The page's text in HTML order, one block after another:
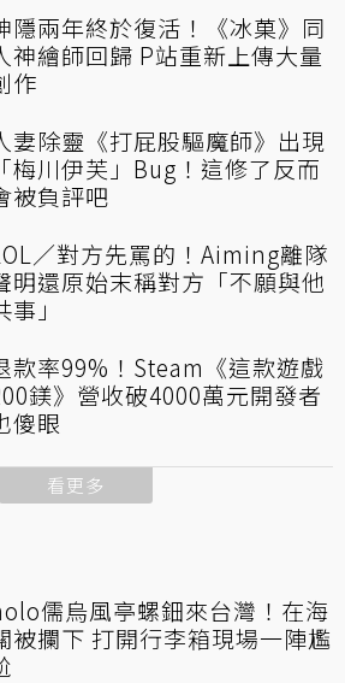
隱兩年終於復活！《冰菓》同
神繪師回歸 P站重新上傳大量
作
妻除靈《打屁股驅魔師》出現
「梅川伊芙」Bug！這修了反而
被負評吧
／對方先罵的！Aiming離隊
明還原始末稱對方「不願與他
事」
款率99%！Steam《這款遊戲
鎂》營收破4000萬元開發者
傻眼
看更多
儒烏風亭螺鈿來台灣！在海
被攔下 打開行李箱現場一陣尷